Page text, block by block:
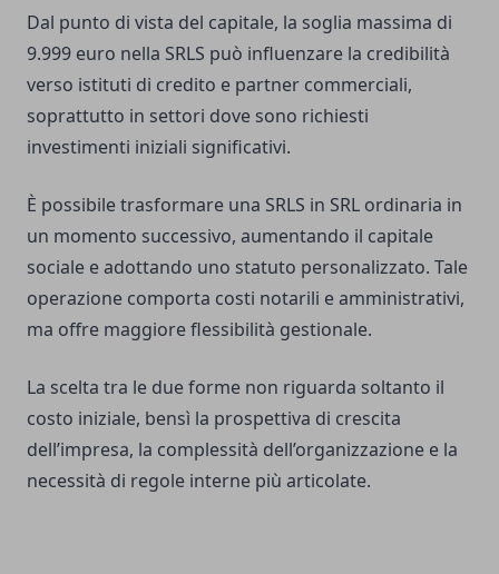
Dal punto di vista del capitale, la soglia massima di
9.999 euro nella SRLS può influenzare la credibilità
verso istituti di credito e partner commerciali,
soprattutto in settori dove sono richiesti
investimenti iniziali significativi.
È possibile trasformare una SRLS in SRL ordinaria in
un momento successivo, aumentando il capitale
sociale e adottando uno statuto personalizzato. Tale
operazione comporta costi notarili e amministrativi,
ma offre maggiore flessibilità gestionale.
La scelta tra le due forme non riguarda soltanto il
costo iniziale, bensì la prospettiva di crescita
dell’impresa, la complessità dell’organizzazione e la
necessità di regole interne più articolate.